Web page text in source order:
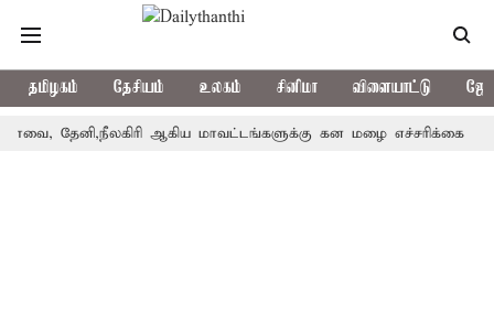
தமிழகம் தேசியம் உலகம் சினிமா விளையாட்டு
ஆகிய மாவட்டங்களுக்கு கன மழை எச்சரிக்கை